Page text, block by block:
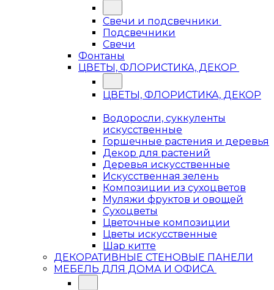
Свечи и подсвечники
Подсвечники
Свечи
Фонтаны
ЦВЕТЫ, ФЛОРИСТИКА, ДЕКОР
ЦВЕТЫ, ФЛОРИСТИКА, ДЕКОР
Водоросли, суккуленты
искусственные
Горшечные растения и деревья
Декор для растений
Деревья искусственные
Искусственная зелень
Композиции из сухоцветов
Муляжи фруктов и овощей
Сухоцветы
Цветочные композиции
Цветы искусственные
Шар китте
ДЕКОРАТИВНЫЕ СТЕНОВЫЕ ПАНЕЛИ
МЕБЕЛЬ ДЛЯ ДОМА И ОФИСА